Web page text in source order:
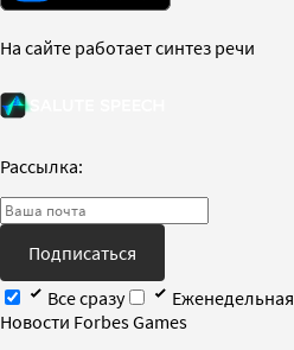
На сайте работает синтез речи
Рассылка:
Подписаться
Все сразу
Еженедельная
Новости Forbes Games